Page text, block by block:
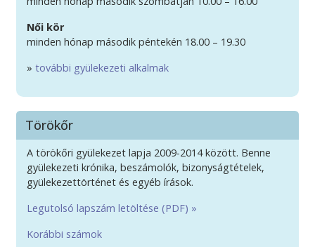
Női kör
minden hónap második péntekén 18.00 – 19.30
» további gyülekezeti alkalmak
Törökőr
A törökőri gyülekezet lapja 2009-2014 között. Benne
gyülekezeti krónika, beszámolók, bizonyságtételek,
gyülekezettörténet és egyéb írások.
Legutolsó lapszám letöltése (PDF) »
Korábbi számok